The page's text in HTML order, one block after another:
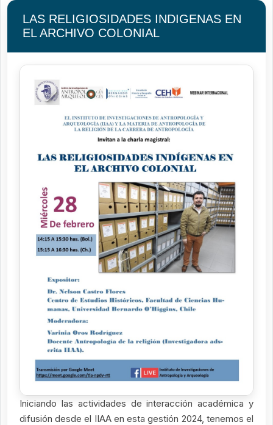
LAS RELIGIOSIDADES INDIGENAS EN
EL ARCHIVO COLONIAL
Iniciando las actividades de interacción académica y
difusión desde el IIAA en esta gestión 2024, tenemos el